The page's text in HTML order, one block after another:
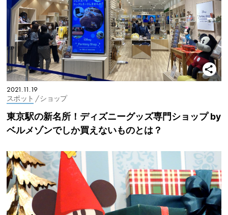
2021.11.19
スポット / ショップ
東京駅の新名所！ディズニーグッズ専門ショップ by
ベルメゾンでしか買えないものとは？